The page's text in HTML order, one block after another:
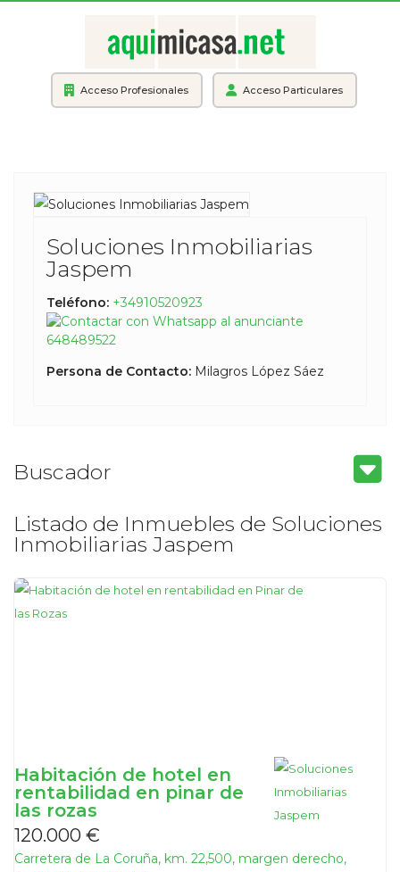
Acceso Profesionales Acceso Particulares
Soluciones Inmobiliarias
Jaspem
Teléfono: +34910520923
648489522
Persona de Contacto: Milagros López Sáez
Listado de Inmuebles de Soluciones
Inmobiliarias Jaspem
Habitación de hotel en
rentabilidad en pinar de
las rozas
120.000 €
Carretera de La Coruña, km. 22,500, margen derecho,
Buscador